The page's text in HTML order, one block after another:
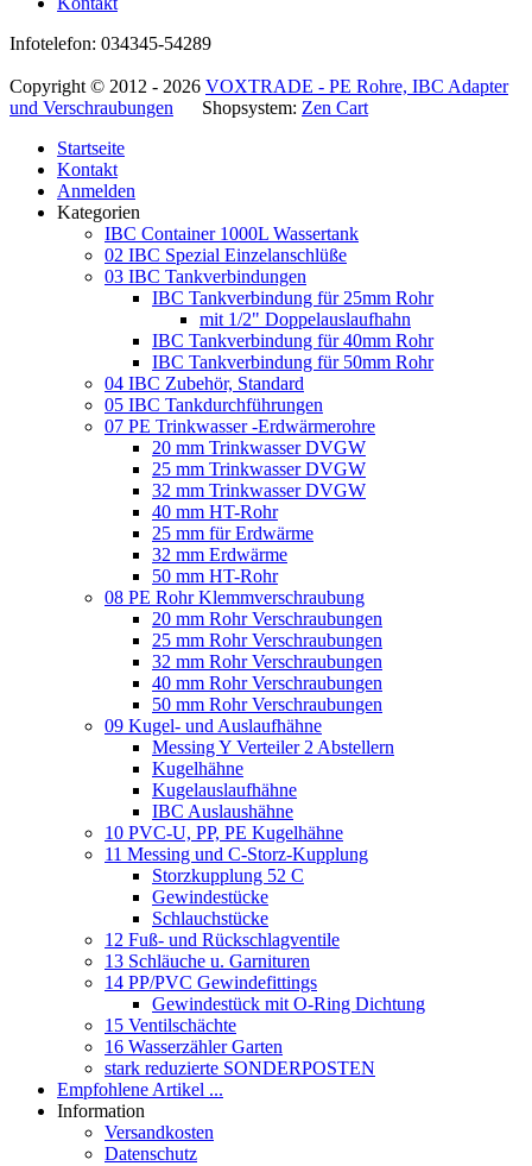
Infotelefon: 034345-54289
Copyright © 2012 - 2026 VOXTRADE - PE Rohre, IBC Adapter
und Verschraubungen Shopsystem: Zen Cart
Startseite
Kontakt
Anmelden
Kategorien
IBC Container 1000L Wassertank
02 IBC Spezial Einzelanschlüße
03 IBC Tankverbindungen
IBC Tankverbindung für 25mm Rohr
mit 1/2" Doppelauslaufhahn
IBC Tankverbindung für 40mm Rohr
IBC Tankverbindung für 50mm Rohr
04 IBC Zubehör, Standard
05 IBC Tankdurchführungen
07 PE Trinkwasser -Erdwärmerohre
20 mm Trinkwasser DVGW
25 mm Trinkwasser DVGW
32 mm Trinkwasser DVGW
40 mm HT-Rohr
25 mm für Erdwärme
32 mm Erdwärme
50 mm HT-Rohr
08 PE Rohr Klemmverschraubung
20 mm Rohr Verschraubungen
25 mm Rohr Verschraubungen
32 mm Rohr Verschraubungen
40 mm Rohr Verschraubungen
50 mm Rohr Verschraubungen
09 Kugel- und Auslaufhähne
Messing Y Verteiler 2 Abstellern
Kugelhähne
Kugelauslaufhähne
IBC Auslaushähne
10 PVC-U, PP, PE Kugelhähne
11 Messing und C-Storz-Kupplung
Storzkupplung 52 C
Gewindestücke
Schlauchstücke
12 Fuß- und Rückschlagventile
13 Schläuche u. Garnituren
14 PP/PVC Gewindefittings
Gewindestück mit O-Ring Dichtung
15 Ventilschächte
16 Wasserzähler Garten
stark reduzierte SONDERPOSTEN
Empfohlene Artikel ...
Information
Versandkosten
Datenschutz